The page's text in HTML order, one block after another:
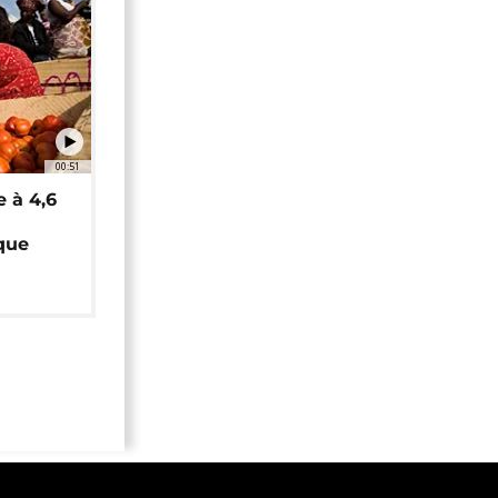
00:51
à 4,6